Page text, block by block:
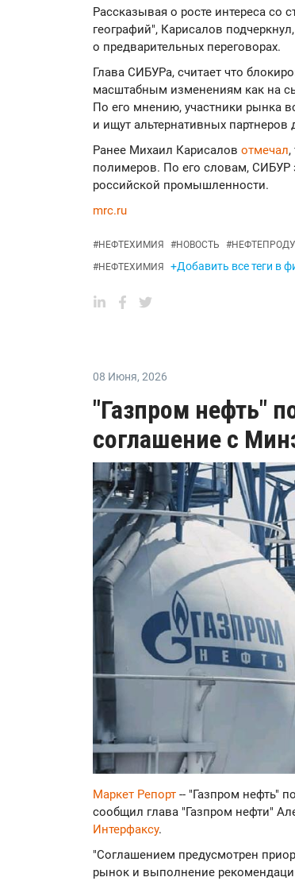
Рассказывая о росте интереса со
географий", Карисалов
о предварительных переговорах.
Глава СИБУРа, считает что
масштабным изменениям как на
По его мнению, участники рынка
и ищут альтернативных
Ранее Михаил Карисалов отмечал
полимеров. По его словам, СИБУР
российской промышленности.
mrc.ru
#НЕФТЕХИМИЯ #НОВОСТЬ #
#НЕФТЕХИМИЯ +Добавить все теги в
08 Июня, 2026
"Газпром нефть"
соглашение с
Маркет Репорт -- "Газпром нефть"
сообщил глава "Газпром нефти"
Интерфаксу.
"Соглашением предусмотрен
рынок и выполнение